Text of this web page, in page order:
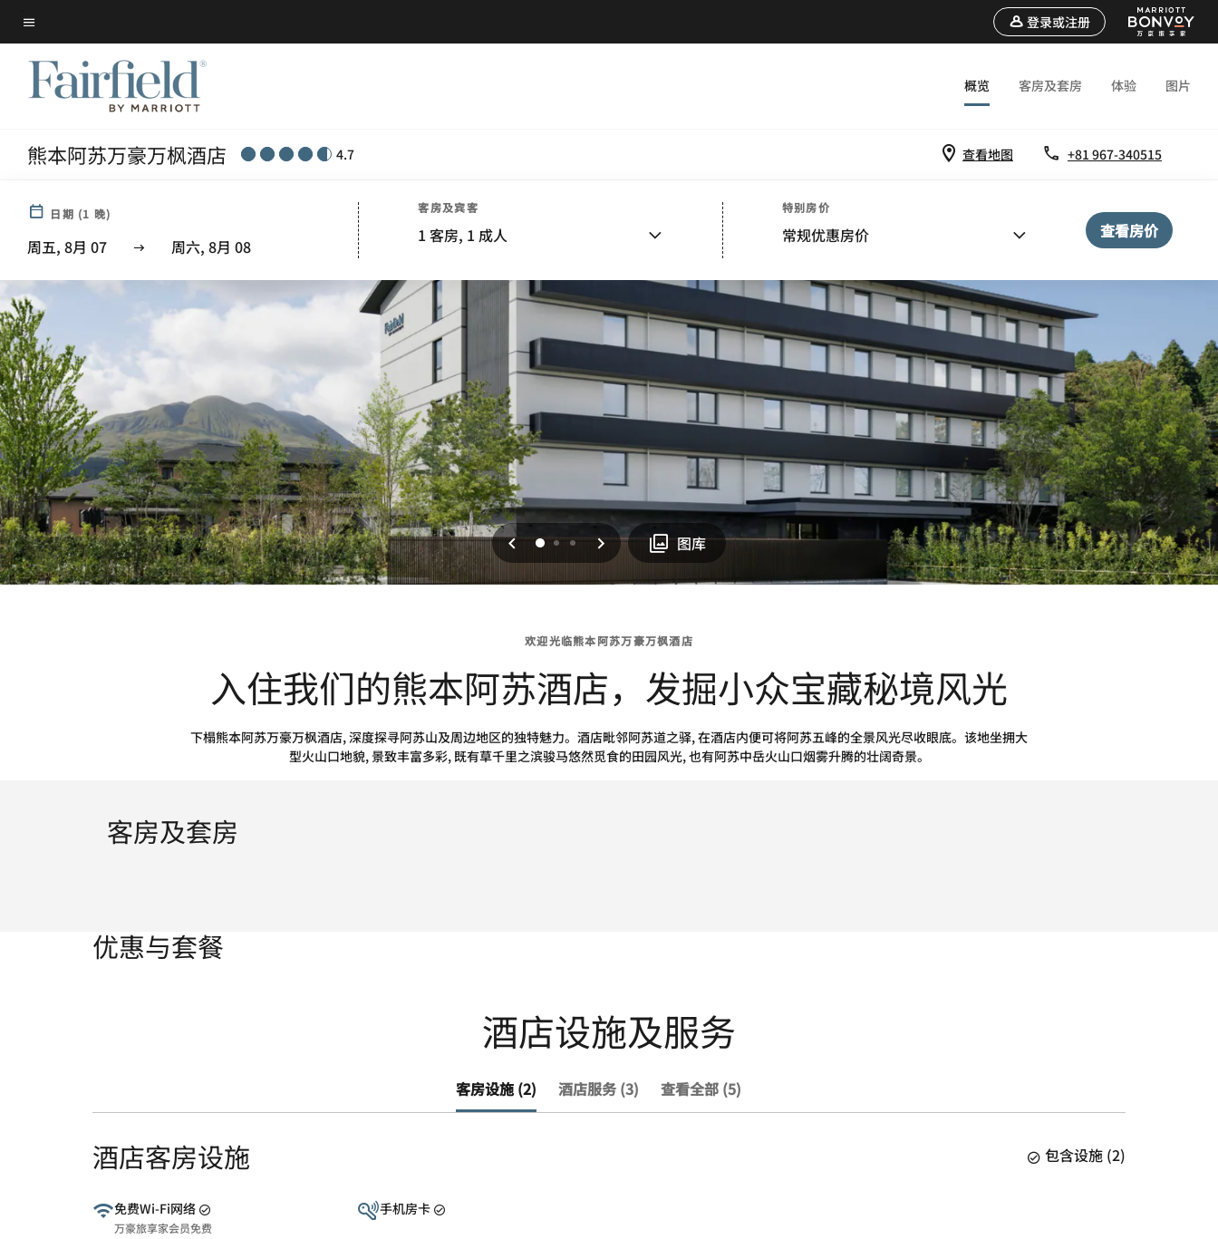
Skip
to
main
content
菜单文本
登录或注册
概览 客房及套房 体验 图片
熊本阿苏万豪万枫酒店 4.7 查看地图 +81 967-340515
日期 (1 晚)
周五, 8月 07 周六, 8月 08
客房及宾客
1 客房, 1 成人
特别房价
常规优惠房价 查看房价
上一页
0 12 下一页 图库
欢迎光临熊本阿苏万豪万枫酒店
入住我们的熊本阿苏酒店，发掘小众宝藏秘境风光
下榻熊本阿苏万豪万枫酒店, 深度探寻阿苏山及周边地区的独特魅力。酒店毗邻阿苏道之驿, 在酒店内便可将阿苏五峰的全景风光尽收眼底。该地坐拥大
型火山口地貌, 景致丰富多彩, 既有草千里之滨骏马悠然觅食的田园风光, 也有阿苏中岳火山口烟雾升腾的壮阔奇景。
客房及套房
优惠与套餐
酒店设施及服务
客房设施 (2) 酒店服务 (3) 查看全部 (5)
酒店客房设施 包含设施 (2)
免费Wi-Fi网络
万豪旅享家会员免费
手机房卡